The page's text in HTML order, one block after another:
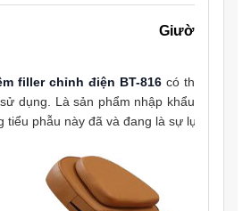
Giường tiêm
filler chỉnh điện BT-816 có thể linh
dụng. Là sản phẩm nhập khẩu mang
tiểu phẫu này đã và đang là sự lựa chọn